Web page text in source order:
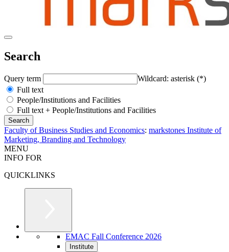
Search
Query term
Wildcard: asterisk (*)
Full text
People/Institutions and Facilities
Full text + People/Institutions and Facilities
Faculty of Business Studies and Economics: markstones Institute of
Marketing, Branding and Technology
MENU
INFO FOR
QUICKLINKS
EMAC Fall Conference 2026
Institute